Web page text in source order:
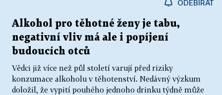
ODEBÍRAT
Alkohol pro těhotné ženy je tabu,
negativní vliv má ale i popíjení
budoucích otců
Vědci již více než půl století varují před riziky
konzumace alkoholu v těhotenství. Nedávný výzkum
doložil, že vypití pouhého jednoho drinku týdně může